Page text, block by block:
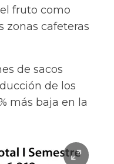
fruto como
zonas cafeteras
de sacos
de los
más baja en la